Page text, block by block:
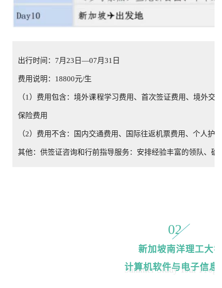
出行时间： 7月23日—07月31日
费用说明： 18800元/生
（1）费用包含：境外课程学习费用、首次签证费用、境外交
保险费用
（2）费用不含：国内交通费用、国际往返机票费用、个人护
其他： 供签证咨询和行前指导服务：安排经验丰富的领队、确
02
新加坡南洋理工大
计算机软件与电子信息
Summer Study Tour